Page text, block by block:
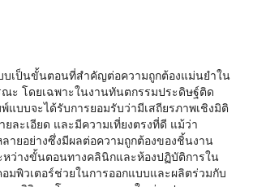
บเป็นขั้นตอนที่สำคัญต่อความถูกต้องแม่นยำใน
ะ โดยเฉพาะในงานทันตกรรมประดิษฐ์ติด
แบบจะได้รับการยอมรับว่ามีเสถียรภาพเชิงมิติ
ยละเอียด และมีความเที่ยงตรงที่ดี แม้ว่า
ายอย่างซึ่งมีผลต่อความถูกต้องของชิ้นงาน
ว่างขั้นตอนทางคลินิกและห้องปฏิบัติการใน
มพิวเตอร์ช่วยในการออกแบบและผลิตร่วมกับ